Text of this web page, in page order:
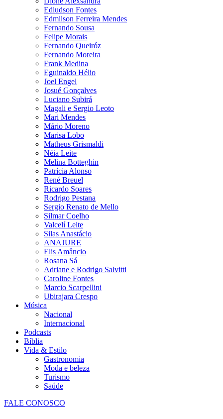
Ediudson Fontes
Edmilson Ferreira Mendes
Fernando Sousa
Felipe Morais
Fernando Queiróz
Fernando Moreira
Frank Medina
Eguinaldo Hélio
Joel Engel
Josué Gonçalves
Luciano Subirá
Magali e Sergio Leoto
Mari Mendes
Mário Moreno
Marisa Lobo
Matheus Grismaldi
Néia Leite
Melina Botteghin
Patrícia Alonso
René Breuel
Ricardo Soares
Rodrigo Pestana
Sergio Renato de Mello
Silmar Coelho
Valcelí Leite
Silas Anastácio
ANAJURE
Elis Amâncio
Rosana Sá
Adriane e Rodrigo Salvitti
Caroline Fontes
Marcio Scarpellini
Ubirajara Crespo
Música
Nacional
Internacional
Podcasts
Bíblia
Vida & Estilo
Gastronomia
Moda e beleza
Turismo
Saúde
FALE CONOSCO